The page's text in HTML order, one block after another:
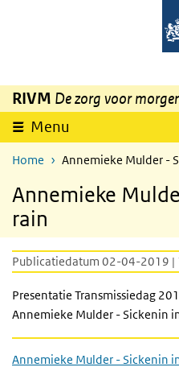
Overslaan en naar de inhoud
RIVM De zorg voor
Menu
Home Annemieke Mulder -
Annemieke
rain
Publicatiedatum 02-04-2019 |
Presentatie Transmissiedag
Annemieke Mulder - Sickenin
Annemieke Mulder - Sickenin